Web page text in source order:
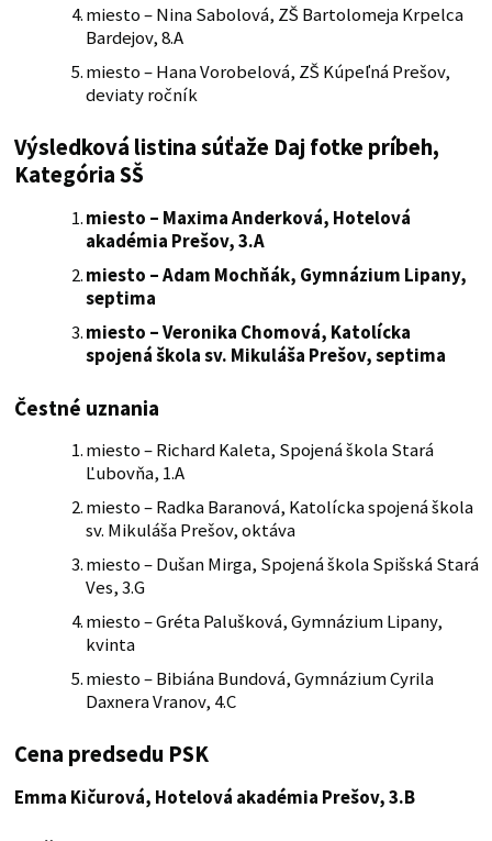
miesto – Nina Sabolová, ZŠ Bartolomeja Krpelca
Bardejov, 8.A
miesto – Hana Vorobelová, ZŠ Kúpeľná Prešov,
deviaty ročník
Výsledková listina súťaže Daj fotke príbeh,
Kategória SŠ
miesto – Maxima Anderková, Hotelová
akadémia Prešov, 3.A
miesto – Adam Mochňák, Gymnázium Lipany,
septima
miesto – Veronika Chomová, Katolícka
spojená škola sv. Mikuláša Prešov, septima
Čestné uznania
miesto – Richard Kaleta, Spojená škola Stará
Ľubovňa, 1.A
miesto – Radka Baranová, Katolícka spojená škola
sv. Mikuláša Prešov, oktáva
miesto – Dušan Mirga, Spojená škola Spišská Stará
Ves, 3.G
miesto – Gréta Palušková, Gymnázium Lipany,
kvinta
miesto – Bibiána Bundová, Gymnázium Cyrila
Daxnera Vranov, 4.C
Cena predsedu PSK
Emma Kičurová, Hotelová akadémia Prešov, 3.B